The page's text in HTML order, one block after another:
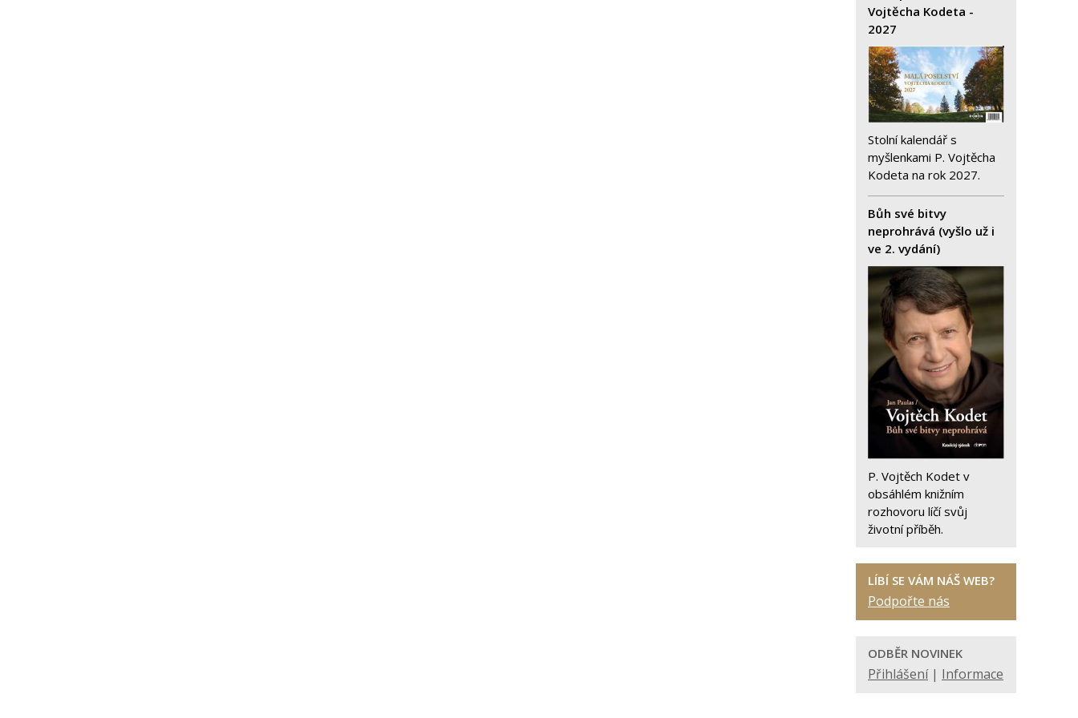
Vojtěcha Kodeta -
2027
Stolní kalendář s
myšlenkami P. Vojtěcha
Kodeta na rok 2027.
Bůh své bitvy
neprohrává (vyšlo už i
ve 2. vydání)
P. Vojtěch Kodet v
obsáhlém knižním
rozhovoru líčí svůj
životní příběh.
LÍBÍ SE VÁM NÁŠ WEB?
Podpořte nás
ODBĚR NOVINEK
Přihlášení| Informace